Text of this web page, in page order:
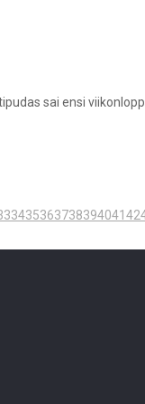
sai ensi
3435363738394041 42